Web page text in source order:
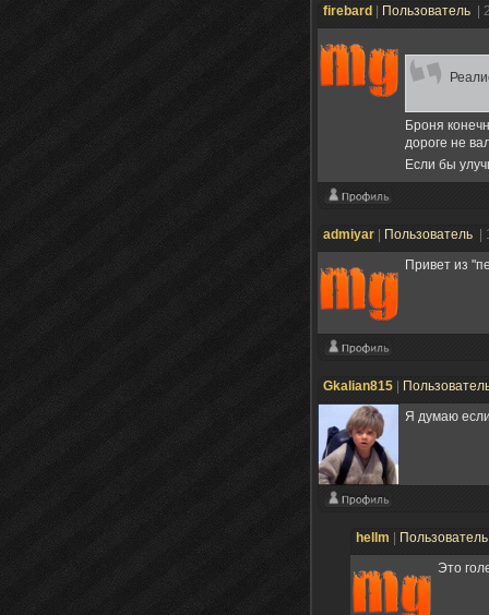
firebard Пользователь |
Броня
дороге не
Если бы
admiyar Пользователь
Привет из
Gkalian815
Я думаю
hellm
Это